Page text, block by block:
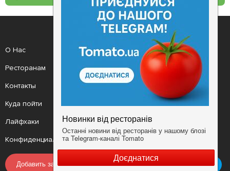
О Нас
Ресторанам
Контакты
Куда пойти
Лайфхаки
Конфиденциальность
Рецепт дня
Новости
Анонсы
Мобильное приложение
Условия
Добавить заведение